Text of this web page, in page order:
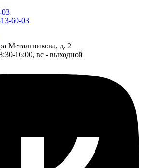
03
60-03
Метальникова, д. 2
16:00, вс - выходной